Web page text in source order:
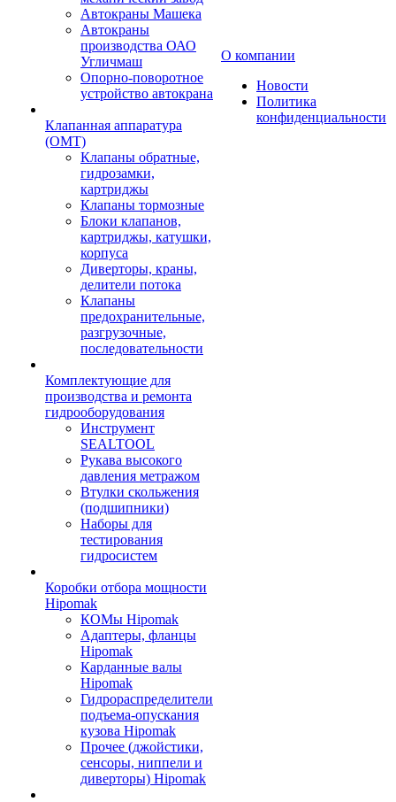
Автокраны Машека
Автокраны
производства ОАО
Угличмаш
Опорно-поворотное
устройство автокрана
Клапанная аппаратура
(OMT)
Клапаны обратные,
гидрозамки,
картриджы
Клапаны тормозные
Блоки клапанов,
картриджы, катушки,
корпуса
Диверторы, краны,
делители потока
Клапаны
предохранительные,
разгрузочные,
последовательности
Комплектующие для
производства и ремонта
гидрооборудования
Инструмент
SEALTOOL
Рукава высокого
давления метражом
Втулки скольжения
(подшипники)
Наборы для
тестирования
гидросистем
Коробки отбора мощности
Hipomak
КОМы Hipomak
Адаптеры, фланцы
Hipomak
Карданные валы
Hipomak
Гидрораспределители
подъема-опускания
кузова Hipomak
Прочее (джойстики,
сенсоры, ниппели и
диверторы) Hipomak
О компании
Новости
Политика
конфиденциальности